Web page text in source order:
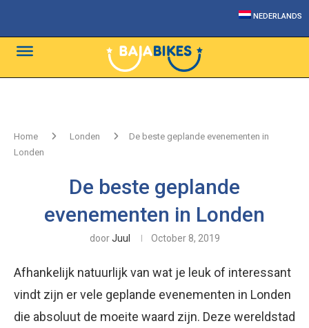
NEDERLANDS
Home Londen
De beste geplande evenementen in
Londen
De beste geplande
evenementen in Londen
doorJuul October 8, 2019
Afhankelijk natuurlijk van wat je leuk of interessant
vindt zijn er vele geplande evenementen in Londen
die absoluut de moeite waard zijn. Deze wereldstad